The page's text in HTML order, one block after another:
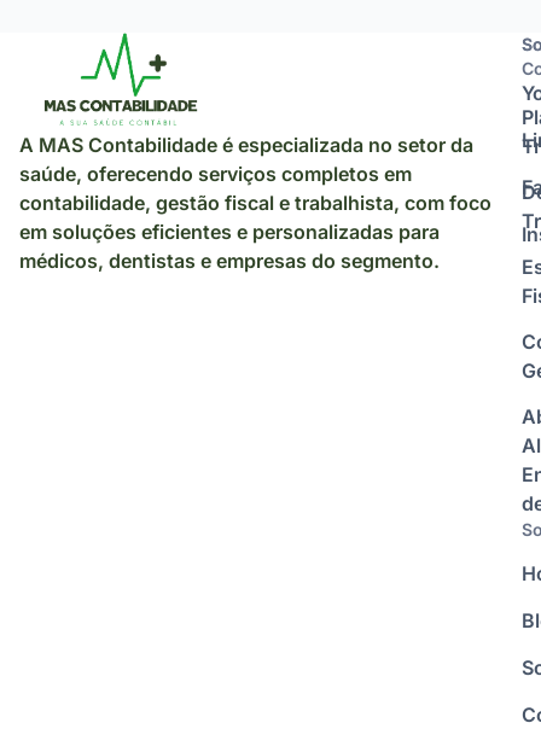
A MAS Contabilidade é especializada no setor da
saúde, oferecendo serviços completos em
contabilidade, gestão fiscal e trabalhista, com foco
em soluções eficientes e personalizadas para
médicos, dentistas e empresas do segmento.